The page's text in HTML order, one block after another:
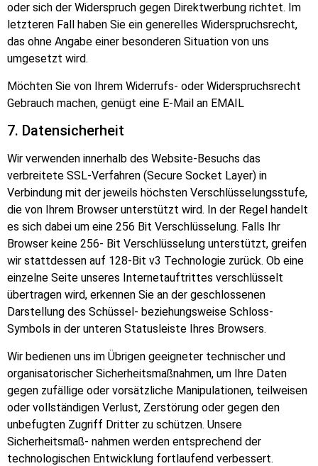
oder sich der Widerspruch gegen Direktwerbung richtet. Im
letzteren Fall haben Sie ein generelles Widerspruchsrecht,
das ohne Angabe einer besonderen Situation von uns
umgesetzt wird.
Möchten Sie von Ihrem Widerrufs- oder Widerspruchsrecht
Gebrauch machen, genügt eine E-Mail an EMAIL
7. Datensicherheit
Wir verwenden innerhalb des Website-Besuchs das
verbreitete SSL-Verfahren (Secure Socket Layer) in
Verbindung mit der jeweils höchsten Verschlüsselungsstufe,
die von Ihrem Browser unterstützt wird. In der Regel handelt
es sich dabei um eine 256 Bit Verschlüsselung. Falls Ihr
Browser keine 256- Bit Verschlüsselung unterstützt, greifen
wir stattdessen auf 128-Bit v3 Technologie zurück. Ob eine
einzelne Seite unseres Internetauftrittes verschlüsselt
übertragen wird, erkennen Sie an der geschlossenen
Darstellung des Schüssel- beziehungsweise Schloss-
Symbols in der unteren Statusleiste Ihres Browsers.
Wir bedienen uns im Übrigen geeigneter technischer und
organisatorischer Sicherheitsmaßnahmen, um Ihre Daten
gegen zufällige oder vorsätzliche Manipulationen, teilweisen
oder vollständigen Verlust, Zerstörung oder gegen den
unbefugten Zugriff Dritter zu schützen. Unsere
Sicherheitsmaß- nahmen werden entsprechend der
technologischen Entwicklung fortlaufend verbessert.